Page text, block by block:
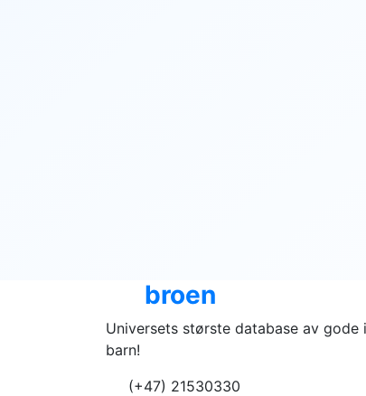
broen
Universets største database av gode
barn!
(+47) 21530330